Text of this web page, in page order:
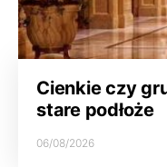
Cienkie czy
stare podłoże
06/08/2026